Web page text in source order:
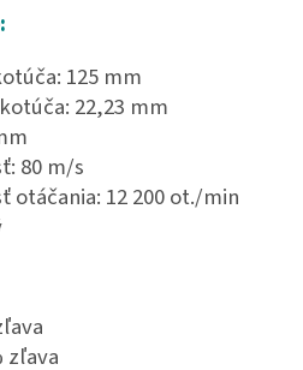
125 mm
22,23 mm
80 m/s
otáčania: 12 200 ot./min
zľava